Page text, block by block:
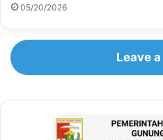
05/20/2026
Leave